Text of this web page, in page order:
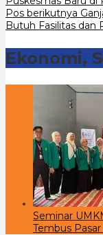
pos
Pos berikutnya
Butuh Fasilitas dan
Ekonomi,
Seminar
Tembus